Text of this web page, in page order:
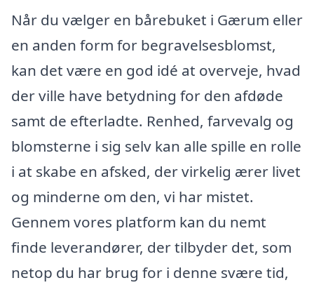
Når du vælger en bårebuket i Gærum eller
en anden form for begravelsesblomst,
kan det være en god idé at overveje, hvad
der ville have betydning for den afdøde
samt de efterladte. Renhed, farvevalg og
blomsterne i sig selv kan alle spille en rolle
i at skabe en afsked, der virkelig ærer livet
og minderne om den, vi har mistet.
Gennem vores platform kan du nemt
finde leverandører, der tilbyder det, som
netop du har brug for i denne svære tid,